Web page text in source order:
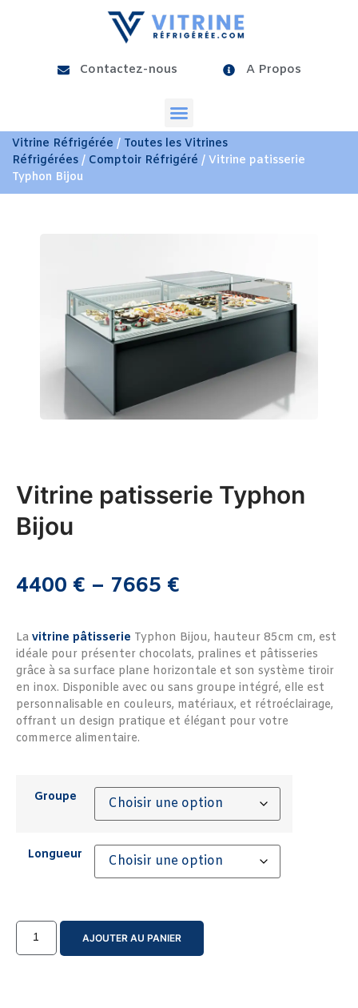
Contactez-nous A Propos
Vitrine Réfrigérée / Toutes les Vitrines
Réfrigérées / Comptoir Réfrigéré / Vitrine patisserie
Typhon Bijou
Vitrine patisserie Typhon
Bijou
4400 € – 7665 €
La vitrine pâtisserie Typhon Bijou, hauteur 85cm cm, est
idéale pour présenter chocolats, pralines et pâtisseries
grâce à sa surface plane horizontale et son système tiroir
en inox. Disponible avec ou sans groupe intégré, elle est
personnalisable en couleurs, matériaux, et rétroéclairage,
offrant un design pratique et élégant pour votre
commerce alimentaire.
Groupe
Longueur
AJOUTER AU PANIER